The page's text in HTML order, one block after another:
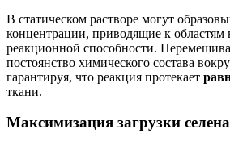
В статическом растворе могут
концентрации, приводящие к областям
реакционной способности.
постоянство химического состава
гарантируя, что реакция протекает
ткани.
Максимизация загрузки селена